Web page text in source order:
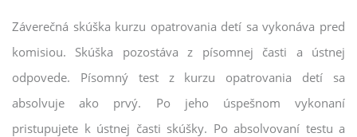
Záverečná skúška kurzu opatrovania detí sa vykonáva pred
komisiou. Skúška pozostáva z písomnej časti a ústnej
odpovede. Písomný test z kurzu opatrovania detí sa
absolvuje ako prvý. Po jeho úspešnom vykonaní
pristupujete k ústnej časti skúšky. Po absolvovaní testu a